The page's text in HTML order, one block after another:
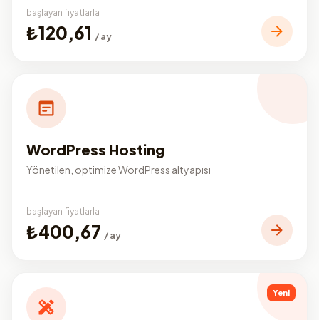
başlayan fiyatlarla
₺120,61 / ay
WordPress Hosting
Yönetilen, optimize WordPress altyapısı
başlayan fiyatlarla
₺400,67 / ay
Yeni